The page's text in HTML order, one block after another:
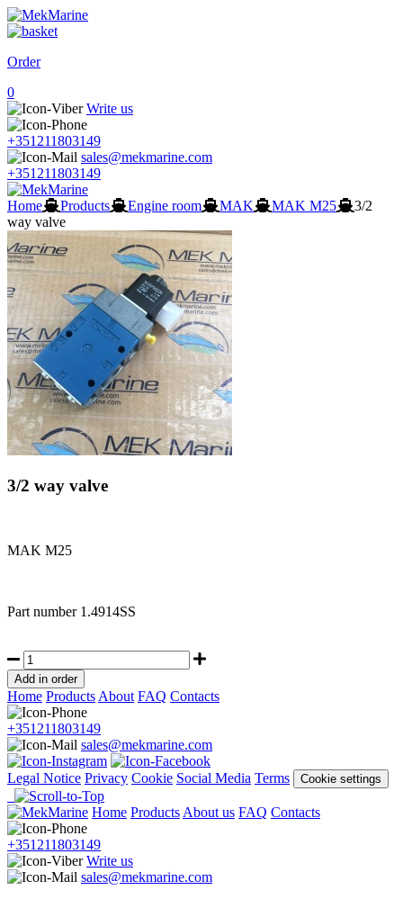
Order
0
Write us
+351211803149
sales@mekmarine.com
+351211803149
Home Products Engine room MAK MAK M25
3/2
way valve
3/2 way valve
MAK M25
Part number 1.4914SS
Home ProductsAbout FAQ Contacts
+351211803149
sales@mekmarine.com
Legal Notice Privacy Cookie Social Media Terms Cookie settings
Home ProductsAbout us FAQ Contacts
+351211803149
Write us
sales@mekmarine.com